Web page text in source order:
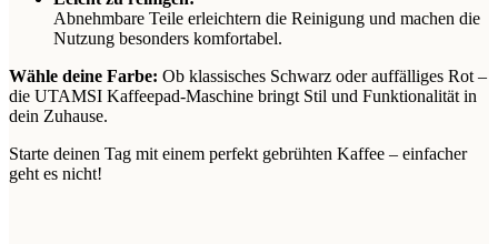
Abnehmbare Teile erleichtern die Reinigung und machen die
Nutzung besonders komfortabel.
Wähle deine Farbe: Ob klassisches Schwarz oder auffälliges Rot –
die UTAMSI Kaffeepad-Maschine bringt Stil und Funktionalität in
dein Zuhause.
Starte deinen Tag mit einem perfekt gebrühten Kaffee – einfacher
geht es nicht!